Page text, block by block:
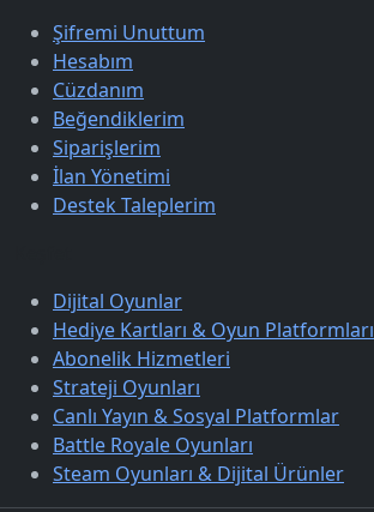
Şifremi Unuttum
Hesabım
Cüzdanım
Beğendiklerim
Siparişlerim
İlan Yönetimi
Destek Taleplerim
Dijital Oyunlar
Hediye Kartları & Oyun Platformları
Abonelik Hizmetleri
Strateji Oyunları
Canlı Yayın & Sosyal Platformlar
Battle Royale Oyunları
Steam Oyunları & Dijital Ürünler